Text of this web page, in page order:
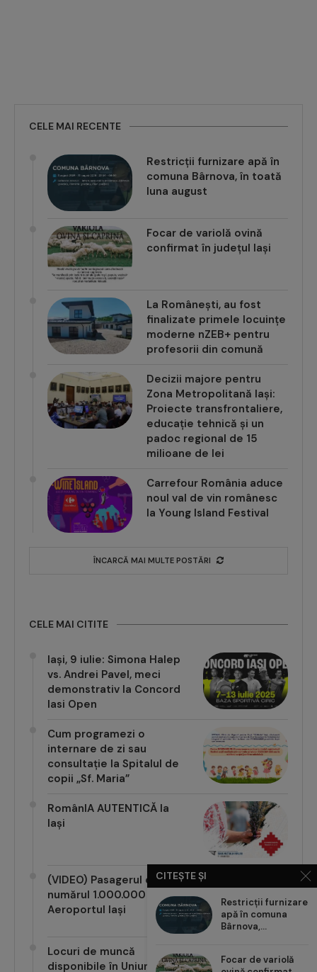
CELE MAI RECENTE
Restricții furnizare apă în
comuna Bârnova, în toată
luna august
Focar de variolă ovină
confirmat în județul Iași
La Românești, au fost
finalizate primele locuințe
moderne nZEB+ pentru
profesorii din comună
Decizii majore pentru
Zona Metropolitană Iași:
Proiecte transfrontaliere,
educație tehnică și un
padoc regional de 15
milioane de lei
Carrefour România aduce
noul val de vin românesc
la Young Island Festival
ÎNCARCĂ MAI MULTE POSTĂRI
CELE MAI CITITE
Iași, 9 iulie: Simona Halep
vs. Andrei Pavel, meci
demonstrativ la Concord
Iasi Open
Cum programezi o
internare de zi sau
consultație la Spitalul de
copii „Sf. Maria”
RomânIA AUTENTICĂ la
Iași
(VIDEO) Pasagerul cu
numărul 1.000.000 pe
Aeroportul Iași
Locuri de muncă
disponibile în Uniunea
CITEȘTE ȘI
Restricții furnizare
apă în comuna
Bârnova,...
Focar de variolă